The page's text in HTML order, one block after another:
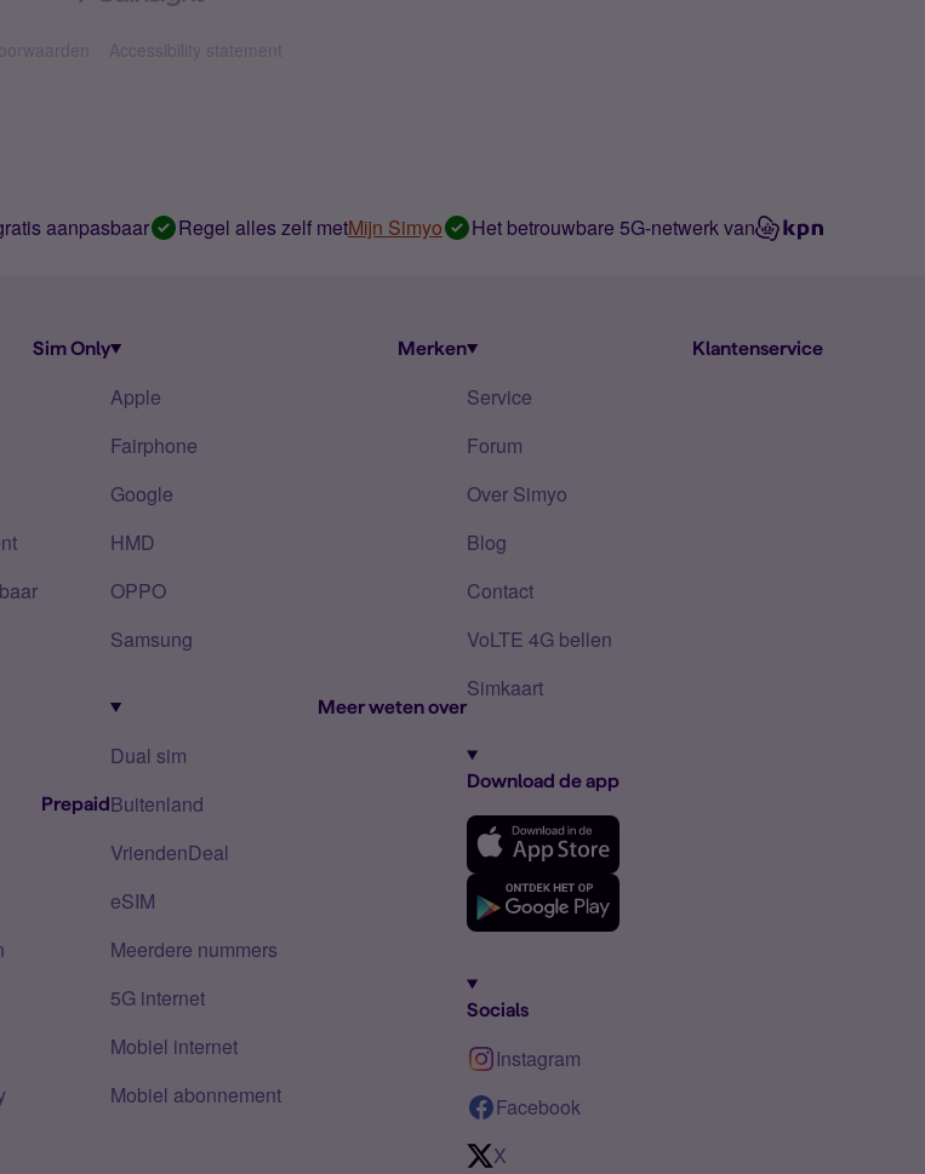
Accessibility statement
aanpasbaar Regel alles zelf metMijn Simyo Het betrouwbare 5G-netwerk van
Sim Only
Prepaid
Merken
Apple
Fairphone
Google
HMD
OPPO
Samsung
Meer weten over
Dual sim
Buitenland
VriendenDeal
eSIM
Meerdere nummers
5G internet
Mobiel internet
Mobiel abonnement
Klantenservice
Service
Forum
Over Simyo
Blog
Contact
VoLTE 4G bellen
Simkaart
Download de app
Socials
Instagram
Facebook
X